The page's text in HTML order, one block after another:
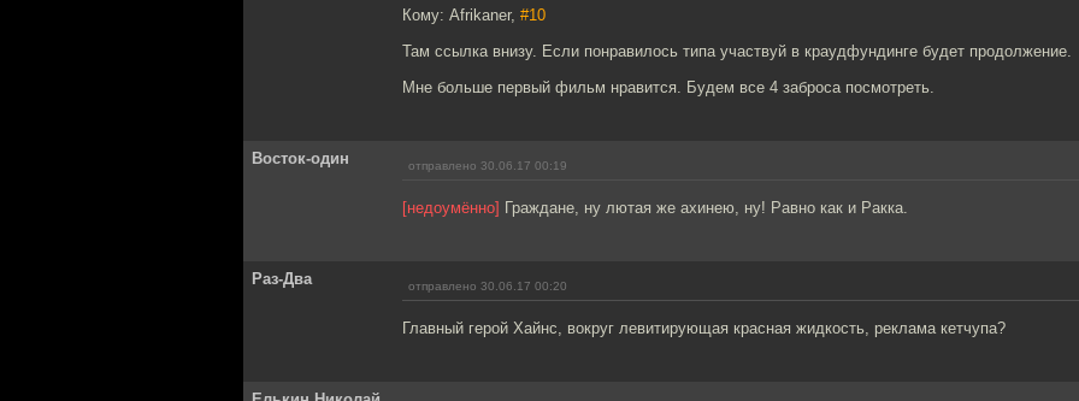
Кому: Afrikaner, #10
Там ссылка внизу. Если понравилось типа участвуй в краудфундинге будет продолжение.
Мне больше первый фильм нравится. Будем все 4 заброса посмотреть.
Восток-один отправлено 30.06.17 00:19
[недоумённо] Граждане, ну лютая же ахинею, ну! Равно как и Ракка.
Раз-Два отправлено 30.06.17 00:20
Главный герой Хайнс, вокруг левитирующая красная жидкость, реклама кетчупа?